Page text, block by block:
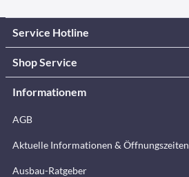
Service Hotline
Shop Service
Informationem
AGB
Aktuelle Informationen & Öffnungszeiten
Ausbau-Ratgeber